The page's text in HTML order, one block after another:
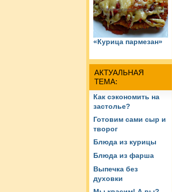
«Курица пармезан»
АКТУАЛЬНАЯ
ТЕМА:
Как сэкономить на
застолье?
Готовим сами сыр и
творог
Блюда из курицы
Блюда из фарша
Выпечка без
духовки